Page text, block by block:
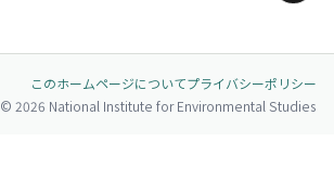
ページトップへ
このホームページについてプライバシーポリシー
© 2026 National Institute for Environmental Studies